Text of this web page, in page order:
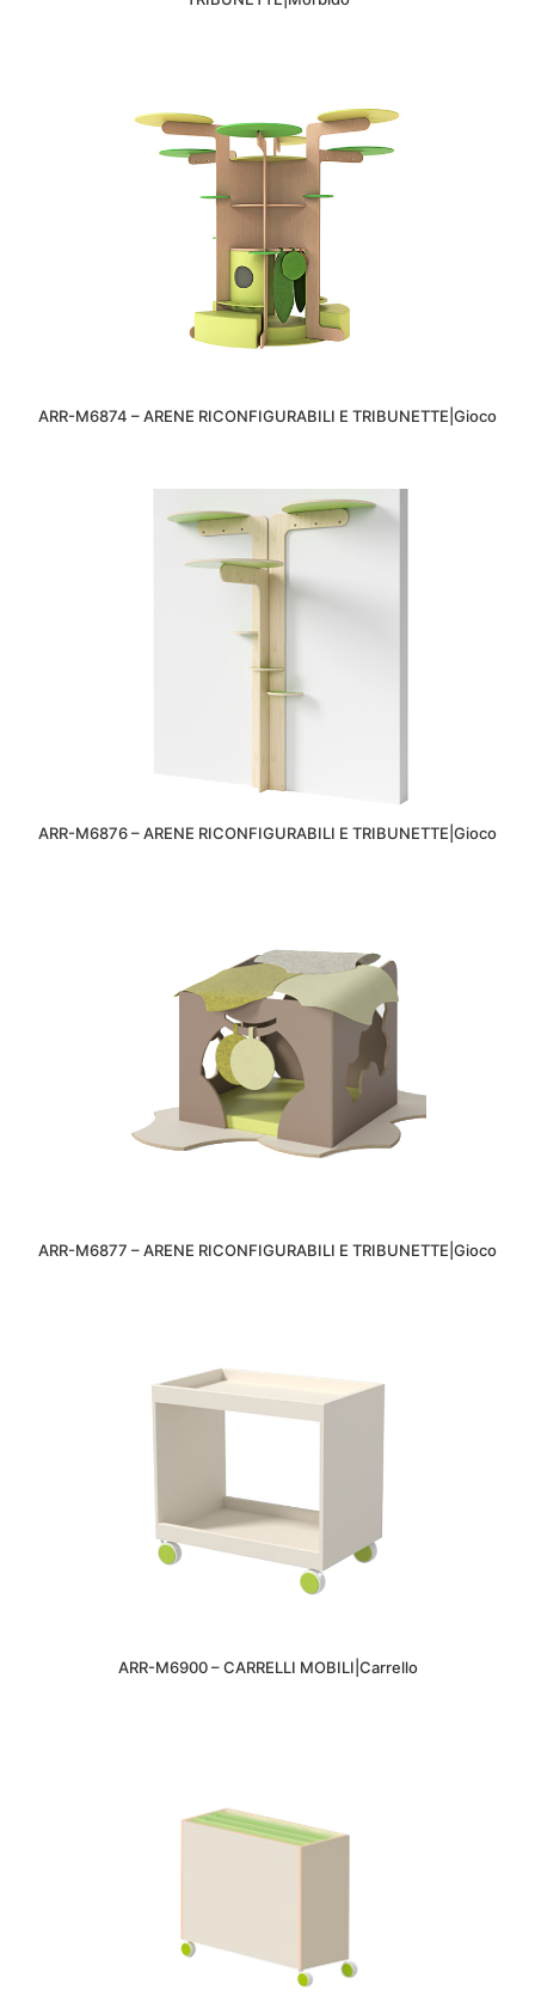
ARR-M6874 – ARENE RICONFIGURABILI E TRIBUNETTE|Gioco
ARR-M6876 – ARENE RICONFIGURABILI E TRIBUNETTE|Gioco
ARR-M6877 – ARENE RICONFIGURABILI E TRIBUNETTE|Gioco
ARR-M6900 – CARRELLI MOBILI|Carrello